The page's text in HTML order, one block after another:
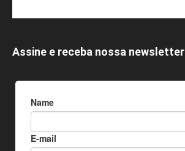
Assine e receba nossa newsletter